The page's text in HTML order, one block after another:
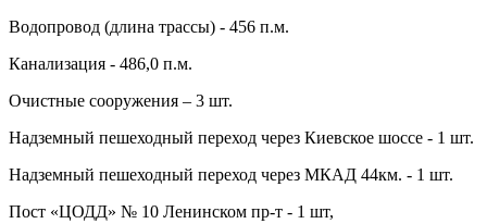
Водопровод (длина трассы) - 456 п.м.
Канализация - 486,0 п.м.
Очистные сооружения – 3 шт.
Надземный пешеходный переход через Киевское шоссе - 1 шт.
Надземный пешеходный переход через МКАД 44км. - 1 шт.
Пост «ЦОДД» № 10 Ленинском пр-т - 1 шт,